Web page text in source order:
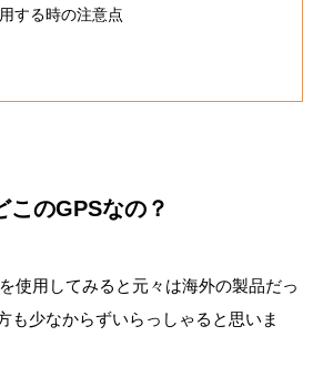
する時の注意点
のGPSなの？
使用してみると元々は海外の製品だっ
も少なからずいらっしゃると思いま